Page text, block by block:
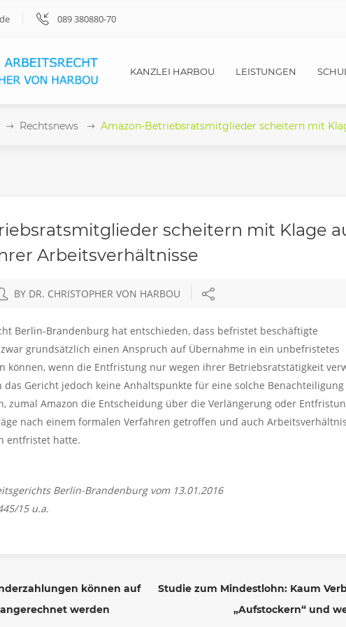
089 380880-70
KANZLEI HARBOU LEISTUNGEN
Rechtsnews Amazon-Betriebsratsmitglieder scheitern mit
scheitern mit Klage
Arbeitsverhältnisse
BY DR. CHRISTOPHER VON HARBOU
Berlin-Brandenburg hat entschieden, dass befristet beschäftigte
grundsätzlich einen Anspruch auf Übernahme in ein unbefristetes
können, wenn die Entfristung nur wegen ihrer Betriebsratstätigkeit
Gericht jedoch keine Anhaltspunkte für eine solche Benachteiligung
zumal Amazon die Entscheidung über die Verlängerung oder
nach einem formalen Verfahren getroffen und auch
entfristet hatte.
Berlin-Brandenburg vom 13.01.2016
15 u.a.
können auf
werden
Studie zum Mindestlohn: Kaum
„Aufstockern“ und